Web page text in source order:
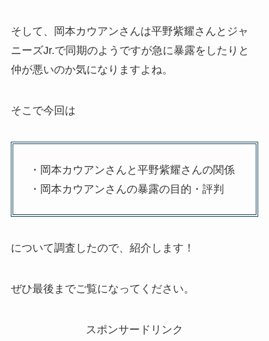
そして、岡本カウアンさんは平野紫耀さんとジャ
ニーズJr.で同期のようですが急に暴露をしたりと
仲が悪いのか気になりますよね。
そこで今回は
・岡本カウアンさんと平野紫耀さんの関係
・岡本カウアンさんの暴露の目的・評判
について調査したので、紹介します！
ぜひ最後までご覧になってください。
スポンサードリンク